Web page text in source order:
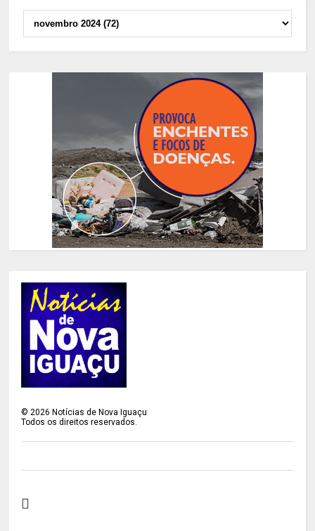
©2026 Notícias de Nova Iguaçu
Todos os direitos reservados.